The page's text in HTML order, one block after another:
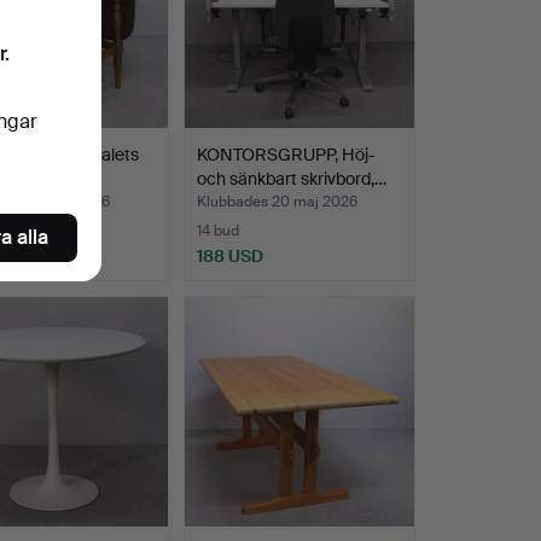
1900-talets
22 maj 2026
KONTORSGRUPP, Höj-
och sänkbart skrivbord,…
Klubbades 20 maj 2026
14 bud
188 USD
alla